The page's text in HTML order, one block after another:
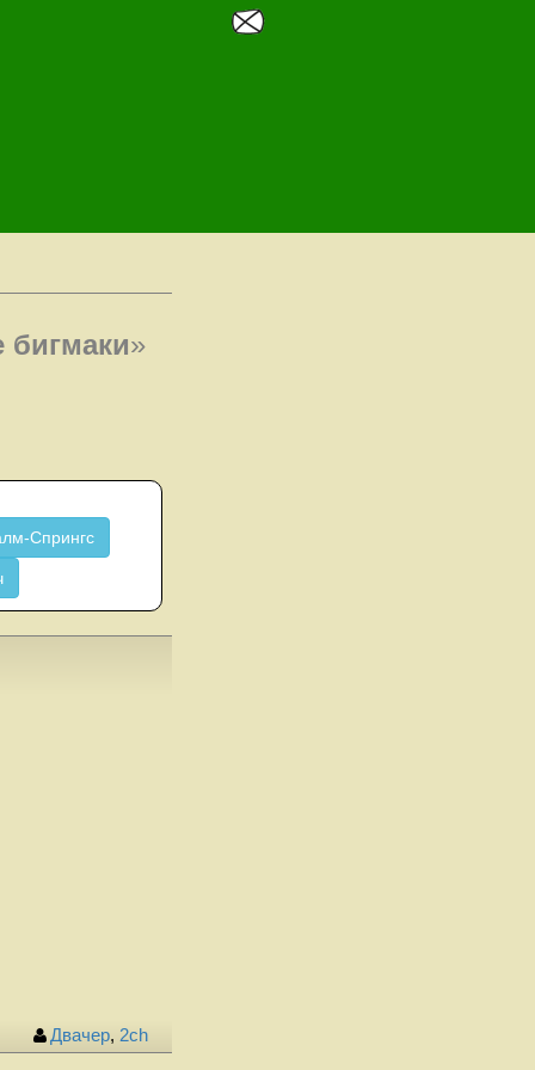
бигмаки»
Спрингс
Двачер, 2ch